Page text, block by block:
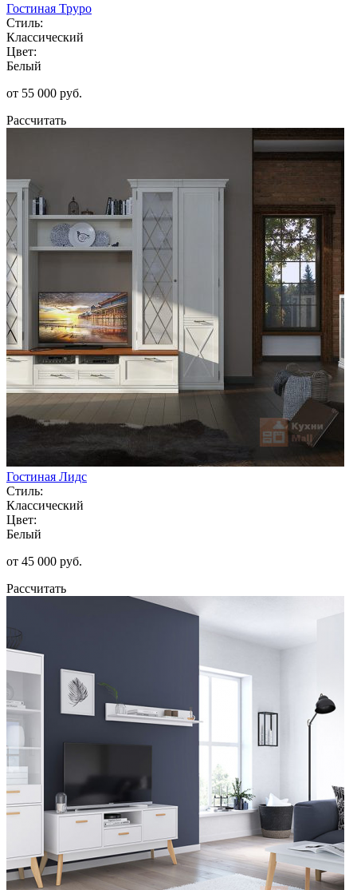
Гостиная Труро
Стиль:
Классический
Цвет:
Белый
от 55 000 руб.
Рассчитать
Гостиная Лидс
Стиль:
Классический
Цвет:
Белый
от 45 000 руб.
Рассчитать